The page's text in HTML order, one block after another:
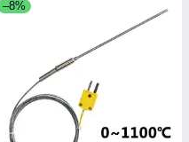
–8%